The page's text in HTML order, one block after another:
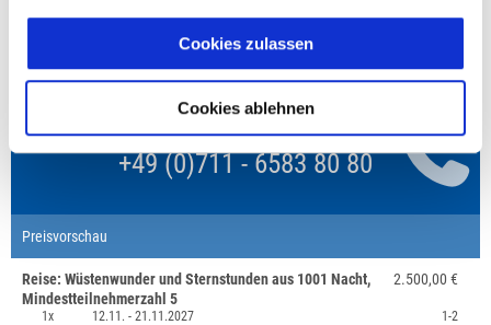
Cookies zulassen
Cookies ablehnen
Fragen zur Buchung?
+49 (0)711 - 6583 80 80
Preisvorschau
2.500,00 €
Reise: Wüstenwunder und Sternstunden aus 1001 Nacht,
Mindestteilnehmerzahl 5
1x 12.11. -21.11.2027 1-2